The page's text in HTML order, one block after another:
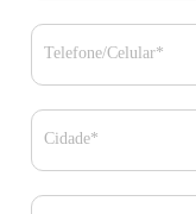
Telefone/Celular*
Cidade*